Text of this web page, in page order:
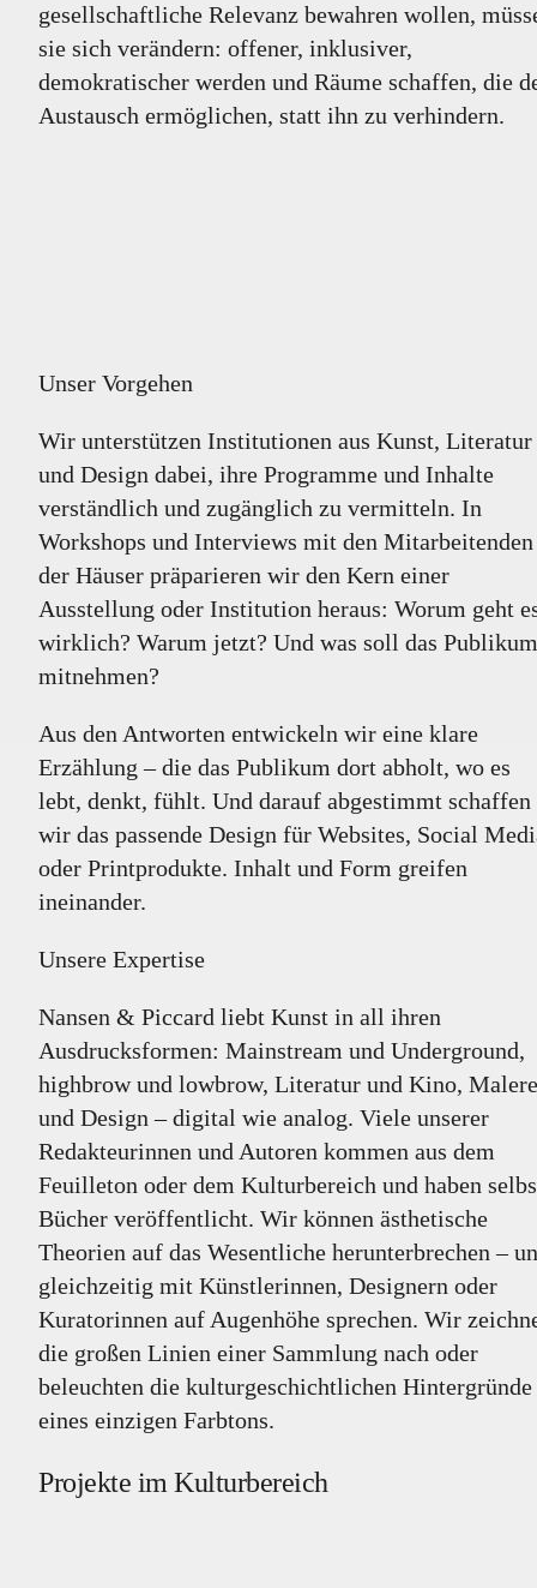
gesellschaftliche Relevanz bewahren wollen,
sie sich verändern: offener, inklusiver,
demokratischer werden und Räume schaffen, die
Austausch ermöglichen, statt ihn zu verhindern.
Unser Vorgehen
Wir unterstützen Institutionen aus Kunst, Literatur
und Design dabei, ihre Programme und Inhalte
verständlich und zugänglich zu vermitteln. In
Workshops und Interviews mit den Mitarbeitenden
der Häuser präparieren wir den Kern einer
Ausstellung oder Institution heraus: Worum geht
wirklich? Warum jetzt? Und was soll das Publikum
mitnehmen?
Aus den Antworten entwickeln wir eine klare
Erzählung – die das Publikum dort abholt, wo es
lebt, denkt, fühlt. Und darauf abgestimmt schaffen
wir das passende Design für Websites, Social
oder Printprodukte. Inhalt und Form greifen
ineinander.
Unsere Expertise
Nansen & Piccard liebt Kunst in all ihren
Ausdrucksformen: Mainstream und Underground,
highbrow und lowbrow, Literatur und Kino,
und Design – digital wie analog. Viele unserer
Redakteurinnen und Autoren kommen aus dem
Feuilleton oder dem Kulturbereich und haben
Bücher veröffentlicht. Wir können ästhetische
Theorien auf das Wesentliche herunterbrechen –
gleichzeitig mit Künstlerinnen, Designern oder
Kuratorinnen auf Augenhöhe sprechen. Wir
die großen Linien einer Sammlung nach oder
beleuchten die kulturgeschichtlichen Hintergründe
eines einzigen Farbtons.
Projekte im Kulturbereich